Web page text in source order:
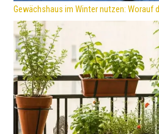
Gewächshaus im Winter nutzen: Worauf